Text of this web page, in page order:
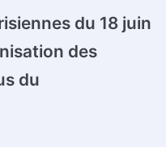
du 18 juin
des
du